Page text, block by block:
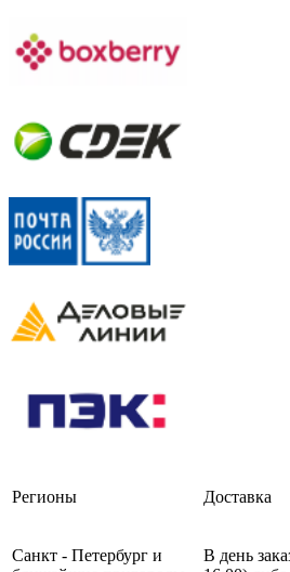
Регионы Доставка
Санкт - Петербург и
В день